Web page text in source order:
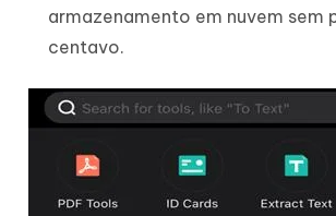
armazenamento em nuvem sem
centavo.